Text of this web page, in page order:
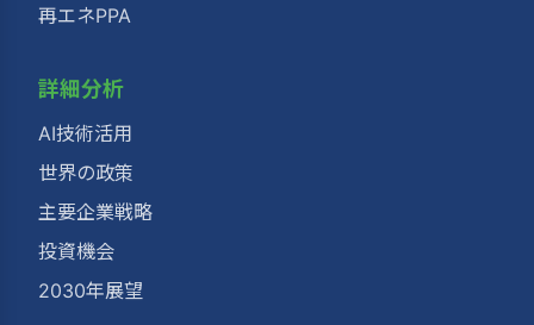
再エネPPA
詳細分析
AI技術活用
世界の政策
主要企業戦略
投資機会
2030年展望